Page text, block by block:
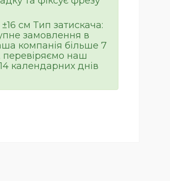
см Тип затискача:
замовлення в
компанія більше 7
перевіряємо наш
календарних днів